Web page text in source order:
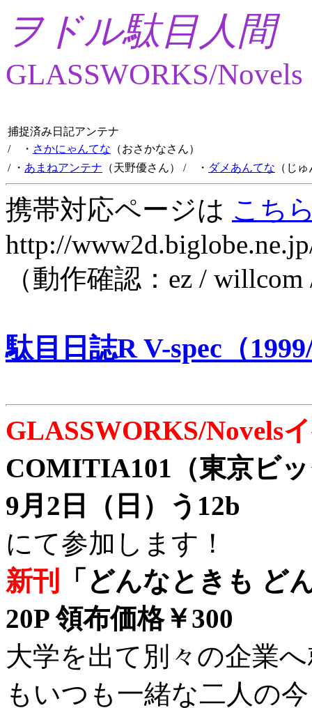
ヲドル駄目人間
GLASSWORKS/Novels
捕捉済み日記アンテナ
/ ・ さかにゃんてな （おさかなさん）
/ ・ あまねアンテナ （天野優さん） / ・ ダメあんてな （じ
携帯対応ページは こち
http://
（動作確認：ez /
駄目日誌R V-spec（
GLASSWORKS/Novels
COMITIA101（東京ビ
9月2日（日）う12b
にて参加します！
新刊
「どんなときも ど
20P 領布価格￥300
大学を出て別々の企業
もいつも一緒な二人の